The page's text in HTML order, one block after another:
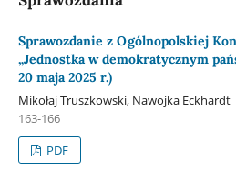
Sprawozdanie z Ogólnopolskiej
„Jednostka w demokratycznym
20 maja 2025 r.)
Mikołaj Truszkowski, Nawojka Eckhardt
163-166
PDF